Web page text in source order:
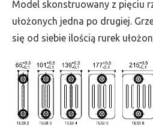
szer.
1620,
3892
Model skonstruowany z pięciu
ułożonych jedna po drugiej.
się od siebie ilością rurek